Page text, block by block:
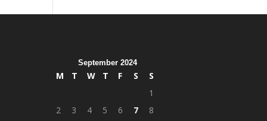
September 2024
M T W T F S
S
1
2
3 4 5 6 7
8